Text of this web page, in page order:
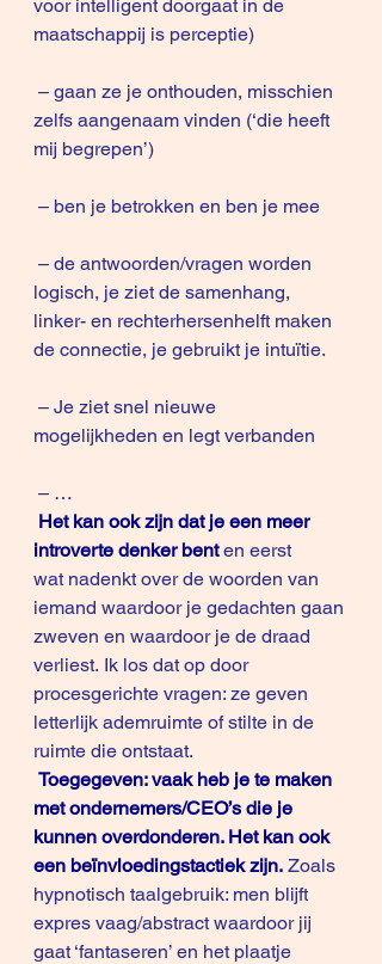
voor intelligent doorgaat in de
maatschappij is perceptie)
zelfs aangenaam vinden (‘die heeft
mij begrepen’)
– ben je betrokken en ben je mee
logisch, je ziet de samenhang,
linker- en rechterhersenhelft maken
de connectie, je gebruikt je intuïtie.
mogelijkheden en legt verbanden
– …
Het kan ook zijn dat je een meer
introverte denker bent en eerst
wat nadenkt over de woorden van
iemand waardoor je gedachten gaan
zweven en waardoor je de draad
verliest. Ik los dat op door
procesgerichte vragen: ze geven
letterlijk ademruimte of stilte in de
ruimte die ontstaat.
Toegegeven: vaak heb je te maken
met ondernemers/CEO’s die je
kunnen overdonderen. Het kan ook
een beïnvloedingstactiek zijn. Zoals
hypnotisch taalgebruik: men blijft
expres vaag/abstract waardoor jij
gaat ‘fantaseren’ en het plaatje